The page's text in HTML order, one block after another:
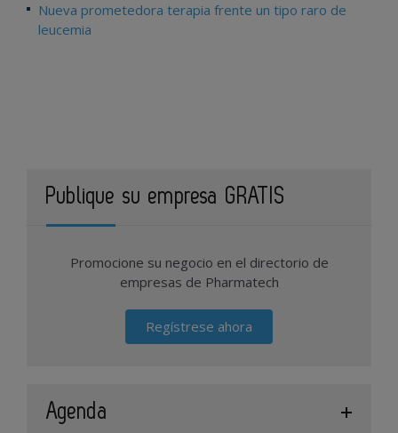
Nueva prometedora terapia frente un tipo raro de
leucemia
Publique su empresa GRATIS
Promocione su negocio en el directorio de
empresas de Pharmatech
Regístrese ahora
Agenda